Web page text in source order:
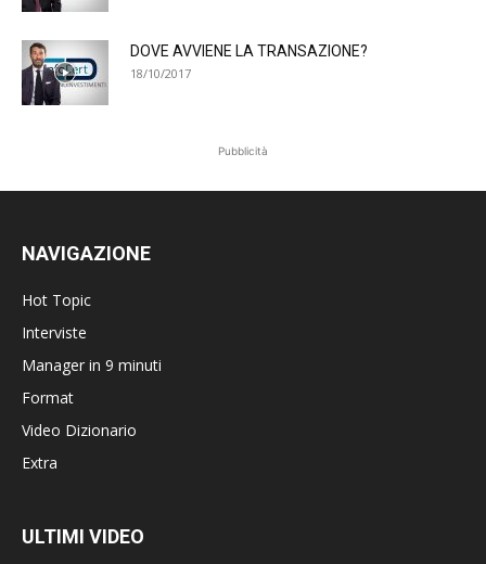
DOVE AVVIENE LA TRANSAZIONE?
18/10/2017
Pubblicità
NAVIGAZIONE
Hot Topic
Interviste
Manager in 9 minuti
Format
Video Dizionario
Extra
ULTIMI VIDEO